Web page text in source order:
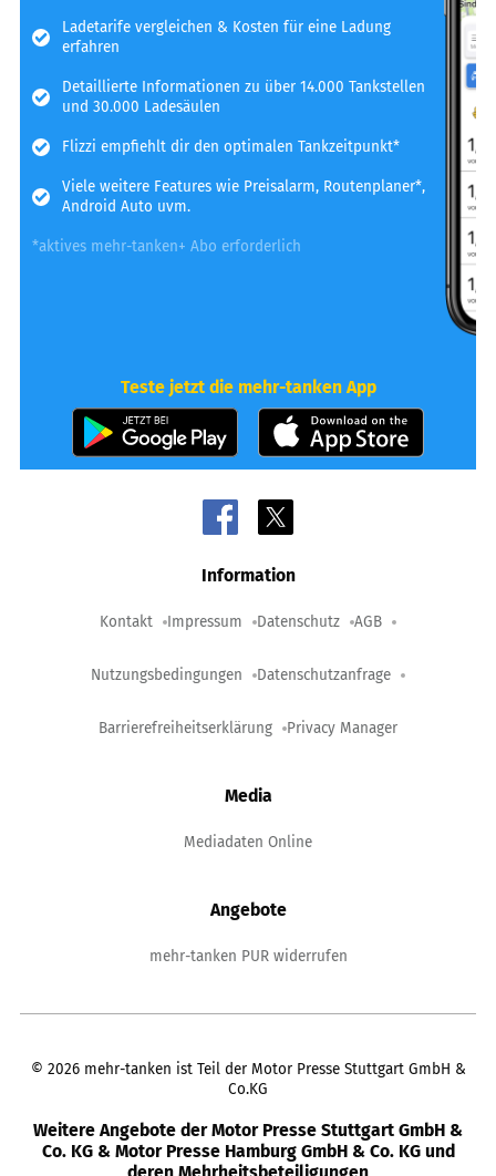
Ladetarife vergleichen & Kosten für eine Ladung
erfahren
Detaillierte Informationen zu über 14.000 Tankstellen
und 30.000 Ladesäulen
Flizzi empfiehlt dir den optimalen Tankzeitpunkt*
Viele weitere Features wie Preisalarm, Routenplaner*,
Android Auto uvm.
*aktives mehr-tanken+ Abo erforderlich
Teste jetzt die mehr-tanken App
Information
Kontakt Impressum Datenschutz AGB
Nutzungsbedingungen Datenschutzanfrage
Barrierefreiheitserklärung Privacy Manager
Media
Mediadaten Online
Angebote
mehr-tanken PUR widerrufen
© 2026 mehr-tanken ist Teil der Motor Presse Stuttgart GmbH &
Co.KG
Weitere Angebote der Motor Presse Stuttgart GmbH &
Co. KG & Motor Presse Hamburg GmbH & Co. KG und
deren Mehrheitsbeteiligungen